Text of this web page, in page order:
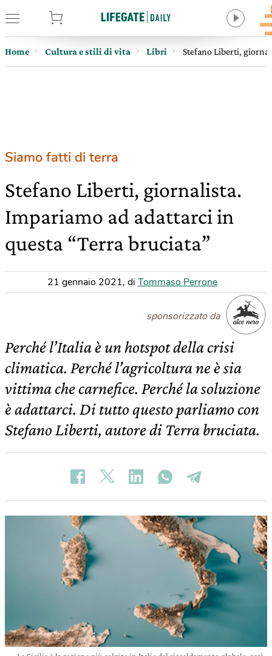
Home Cultura e stili di vita Libri Stefano Liberti,
Siamo fatti di terra
Stefano Liberti, giornalista.
Impariamo ad adattarci in
questa “Terra bruciata”
21 gennaio 2021, di Tommaso Perrone
sponsorizzato da
Perché l’Italia è un hotspot della crisi
climatica. Perché l’agricoltura ne è sia
vittima che carnefice. Perché la soluzione
è adattarci. Di tutto questo parliamo con
Stefano Liberti, autore di Terra bruciata.